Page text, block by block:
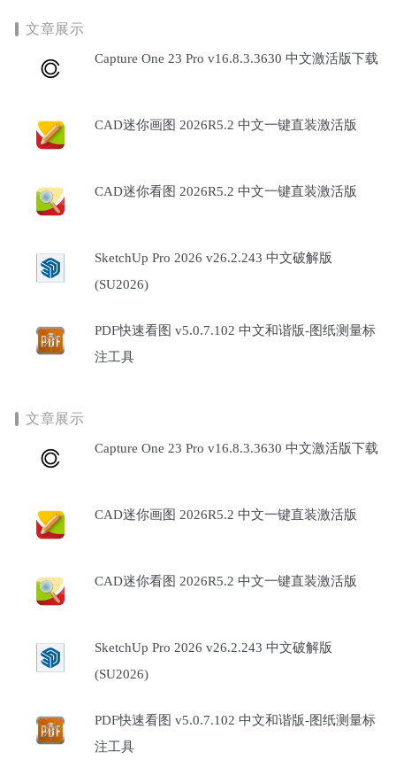
文章展示
Capture One 23 Pro v16.8.3.3630 中文激活版下载
CAD迷你画图 2026R5.2 中文一键直装激活版
CAD迷你看图 2026R5.2 中文一键直装激活版
SketchUp Pro 2026 v26.2.243 中文破解版
(SU2026)
PDF快速看图 v5.0.7.102 中文和谐版-图纸测量标
注工具
文章展示
Capture One 23 Pro v16.8.3.3630 中文激活版下载
CAD迷你画图 2026R5.2 中文一键直装激活版
CAD迷你看图 2026R5.2 中文一键直装激活版
SketchUp Pro 2026 v26.2.243 中文破解版
(SU2026)
PDF快速看图 v5.0.7.102 中文和谐版-图纸测量标
注工具